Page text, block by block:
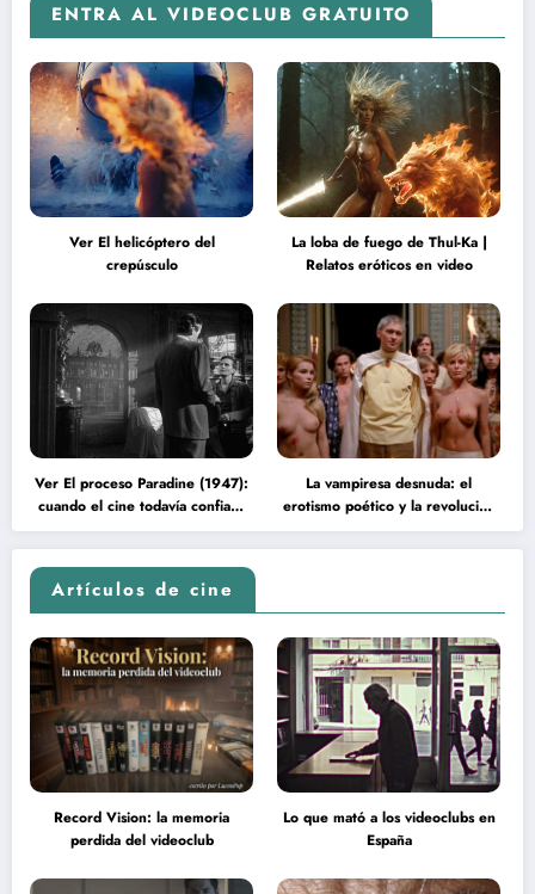
ENTRA AL VIDEOCLUB GRATUITO
Ver El helicóptero del
crepúsculo
La loba de fuego de Thul-Ka |
Relatos eróticos en video
Ver El proceso Paradine (1947):
cuando el cine todavía confiaba
en la inteligencia del espectador
La vampiresa desnuda: el
erotismo poético y la revolución
psicodélica de Jean Rollin
Artículos de cine
Record Vision: la memoria
perdida del videoclub
Lo que mató a los videoclubs en
España